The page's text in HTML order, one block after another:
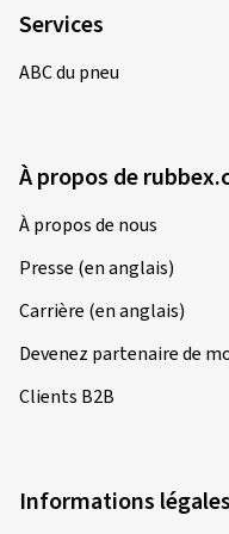
Services
ABC du pneu
À propos de
À propos de nous
Presse (en anglais)
Carrière (en anglais)
Devenez partenaire de
Clients B2B
Informations légales